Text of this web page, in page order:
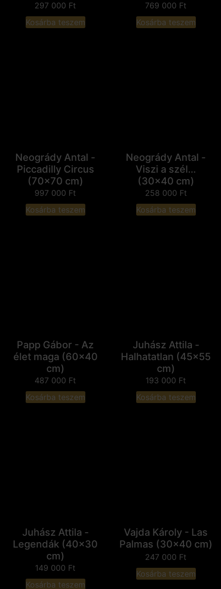
297 000 Ft
Kosárba teszem
769 000 Ft
Kosárba teszem
Neogrády Antal -
Piccadilly Circus
(70x70 cm)
997 000 Ft
Kosárba teszem
Neogrády Antal -
Viszi a szél…
(30x40 cm)
258 000 Ft
Kosárba teszem
Papp Gábor - Az
élet maga (60x40
cm)
487 000 Ft
Kosárba teszem
Juhász Attila -
Halhatatlan (45x55
cm)
193 000 Ft
Kosárba teszem
Juhász Attila -
Legendák (40x30
cm)
149 000 Ft
Kosárba teszem
Vajda Károly - Las
Palmas (30x40 cm)
247 000 Ft
Kosárba teszem